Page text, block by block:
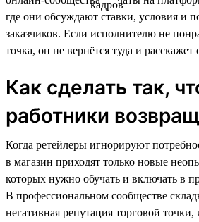
где они обсуждают ставки, условия и
заказчиков. Если исполнителю не
точка, он не вернётся туда и
Как сделать так,
работники
Когда ретейлеры игнорируют
в магазин приходят только новые
которых нужно обучать и включать в
В профессиональном сообществе
негативная репутация торговой